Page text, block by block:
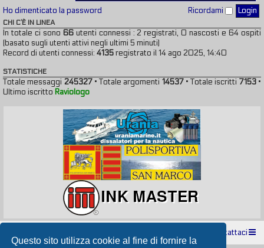
Questo sito utilizza cookie al fine di fornire la
Ho dimenticato la password
Ricordami
CHI C’È IN LINEA
In totale ci sono 66utenti connessi : 2 registrati, 0 nascosti e 64 ospiti
(basato sugli utenti attivi negli ultimi 5 minuti)
Record di utenti connessi: 4135registrato il 14 ago 2025, 14:40
STATISTICHE
Totale messaggi 245327• Totale argomenti 14537• Totale iscritti 7153•
Ultimo iscritto Raviologo
Contattaci